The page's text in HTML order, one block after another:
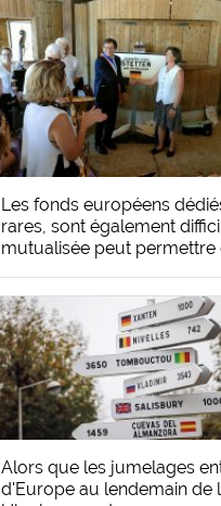
Les fonds européens
rares, sont également
mutualisée peut permettre
Alors que les jumelages
d'Europe au lendemain de